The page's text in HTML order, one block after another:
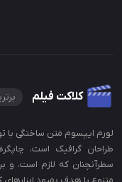
کلاکت فیلم
لورم ایپسوم متن ساختگی با
طراحان گرافیک است،
سطرآنچنان که لازم است، و